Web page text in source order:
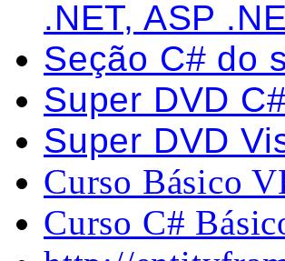
.NET, ASP
Seção C# do
Super DVD
Super DVD
Curso Básico
Curso C#